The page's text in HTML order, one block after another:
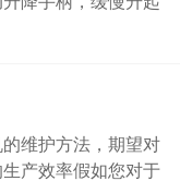
维护方法，期望对
产效率假如您对于